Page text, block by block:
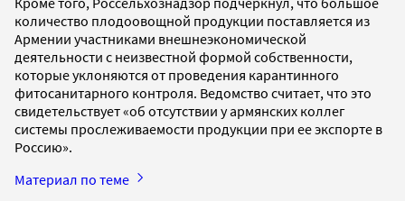
количество плодоовощной продукции поставляется из
Армении участниками внешнеэкономической
деятельности с неизвестной формой собственности,
которые уклоняются от проведения карантинного
фитосанитарного контроля. Ведомство считает, что это
свидетельствует «об отсутствии у армянских коллег
системы прослеживаемости продукции при ее экспорте в
Россию».
Материал по теме